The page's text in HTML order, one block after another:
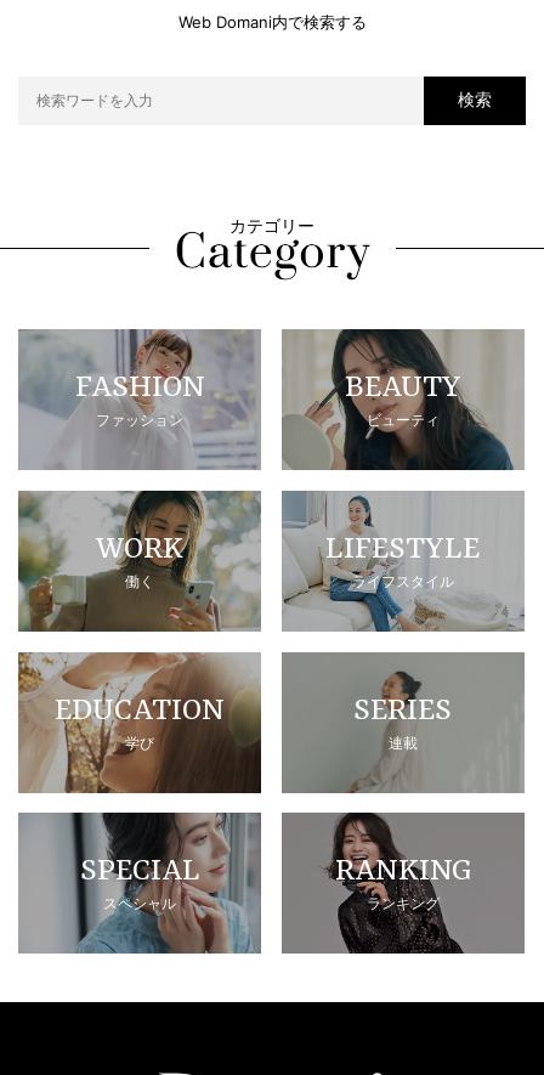
Web Domani内で検索する
検索
カテゴリー
FASHION
ファッション
BEAUTY
ビューティ
WORK
働く
LIFESTYLE
ライフスタイル
EDUCATION
学び
SERIES
連載
SPECIAL
スペシャル
RANKING
ランキング